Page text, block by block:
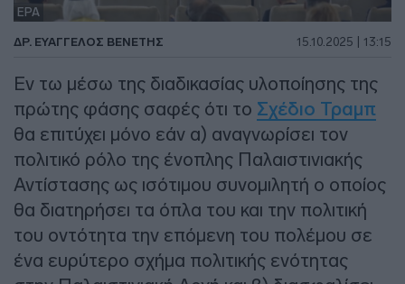
EPA
ΔΡ. ΕΥΆΓΓΕΛΟΣ ΒΕΝΈΤΗΣ 15.10.2025 | 13:15
Εν τω μέσω της διαδικασίας υλοποίησης της
πρώτης φάσης σαφές ότι το Σχέδιο Τραμπ
θα επιτύχει μόνο εάν α) αναγνωρίσει τον
πολιτικό ρόλο της ένοπλης Παλαιστινιακής
Αντίστασης ως ισότιμου συνομιλητή ο οποίος
θα διατηρήσει τα όπλα του και την πολιτική
του οντότητα την επόμενη του πολέμου σε
ένα ευρύτερο σχήμα πολιτικής ενότητας